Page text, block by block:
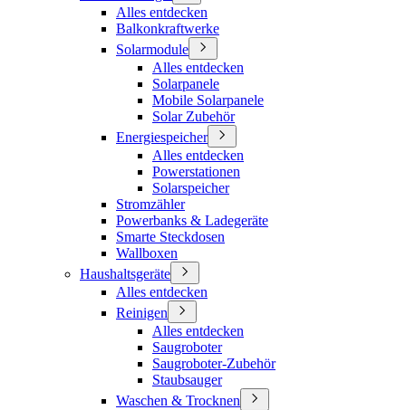
Alles entdecken
Balkonkraftwerke
Solarmodule
Alles entdecken
Solarpanele
Mobile Solarpanele
Solar Zubehör
Energiespeicher
Alles entdecken
Powerstationen
Solarspeicher
Stromzähler
Powerbanks & Ladegeräte
Smarte Steckdosen
Wallboxen
Haushaltsgeräte
Alles entdecken
Reinigen
Alles entdecken
Saugroboter
Saugroboter-Zubehör
Staubsauger
Waschen & Trocknen